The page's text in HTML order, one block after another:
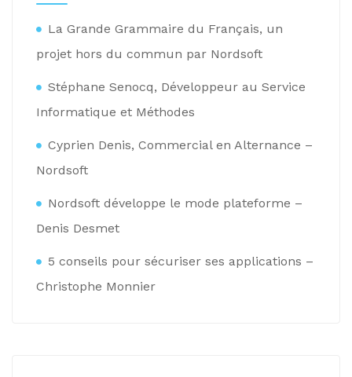
La Grande Grammaire du Français, un
projet hors du commun par Nordsoft
Stéphane Senocq, Développeur au Service
Informatique et Méthodes
Cyprien Denis, Commercial en Alternance –
Nordsoft
Nordsoft développe le mode plateforme –
Denis Desmet
5 conseils pour sécuriser ses applications –
Christophe Monnier